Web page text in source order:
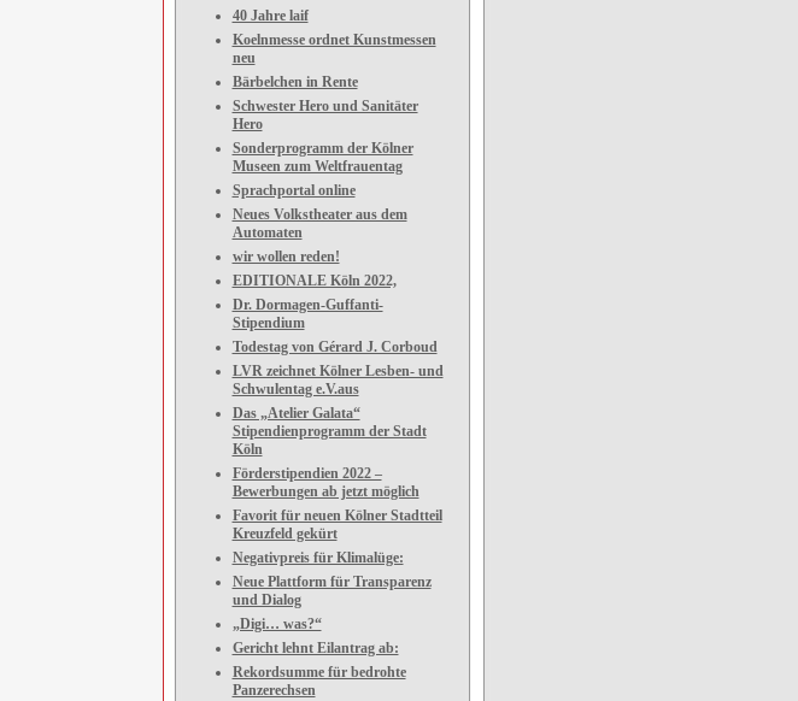
40 Jahre laif
Koelnmesse ordnet Kunstmessen
neu
Bärbelchen in Rente
Schwester Hero und Sanitäter
Hero
Sonderprogramm der Kölner
Museen zum Weltfrauentag
Sprachportal online
Neues Volkstheater aus dem
Automaten
wir wollen reden!
EDITIONALE Köln 2022,
Dr. Dormagen-Guffanti-
Stipendium
Todestag von Gérard J. Corboud
LVR zeichnet Kölner Lesben- und
Schwulentag e.V.aus
Das „Atelier Galata“
Stipendienprogramm der Stadt
Köln
Förderstipendien 2022 –
Bewerbungen ab jetzt möglich
Favorit für neuen Kölner Stadtteil
Kreuzfeld gekürt
Negativpreis für Klimalüge:
Neue Plattform für Transparenz
und Dialog
„Digi… was?“
Gericht lehnt Eilantrag ab:
Rekordsumme für bedrohte
Panzerechsen